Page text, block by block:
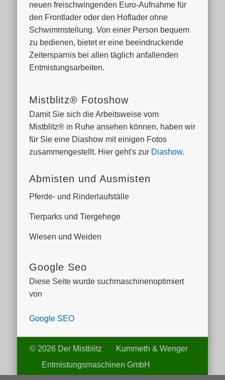
neuen freischwingenden Euro-Aufnahme für
den Frontlader oder den Hoflader ohne
Schwimmstellung. Von einer Person bequem
zu bedienen, bietet er eine beeindruckende
Zeitersparnis bei allen täglich anfallenden
Entmistungsarbeiten.
Mistblitz® Fotoshow
Damit Sie sich die Arbeitsweise vom
Mistblitz® in Ruhe ansehen können, haben wir
für Sie eine Diashow mit einigen Fotos
zusammengestellt. Hier geht's zur Diashow.
Abmisten und Ausmisten
Pferde- und Rinderlaufställe
Tierparks und Tiergehege
Wiesen und Weiden
Google Seo
Diese Seite wurde suchmaschinenoptimiert
von
Google SEO
© 2026 Der Mistblitz Kummeth & Wenger
Entmistungsmaschinen GmbH